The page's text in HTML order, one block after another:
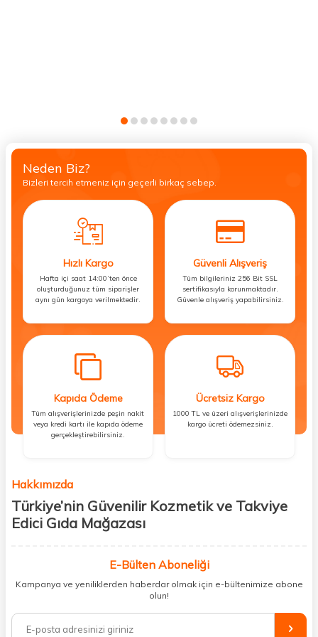
Neden Biz?
Bizleri tercih etmeniz için geçerli birkaç sebep.
Hızlı Kargo
Hafta içi saat 14:00’ten önce
oluşturduğunuz tüm siparişler
aynı gün kargoya verilmektedir.
Güvenli Alışveriş
Tüm bilgileriniz 256 Bit SSL
sertifikasıyla korunmaktadır.
Güvenle alışveriş yapabilirsiniz.
Kapıda Ödeme
Tüm alışverişlerinizde peşin nakit
veya kredi kartı ile kapıda ödeme
gerçekleştirebilirsiniz.
Ücretsiz Kargo
1000 TL ve üzeri alışverişlerinizde
kargo ücreti ödemezsiniz.
Hakkımızda
Türkiye’nin Güvenilir Kozmetik ve Takviye
Edici Gıda Mağazası
kişisel bakım hem de takviye edici gıda ürünlerini sizlerle
buluşturuyoruz. Artık mağaza mağaza dolaşmanıza gerek yok;
ihtiyacınız olan her şeyi tek bir çatı altında topluyor ve kapınıza kadar
%100 orijinal kozmetik ve sağlık ürünleriyle güzelliğinizi tamamlayabilir,
E-Bülten Aboneliği
Kampanya ve yeniliklerden haberdar olmak için e-bültenimize abone
olun!